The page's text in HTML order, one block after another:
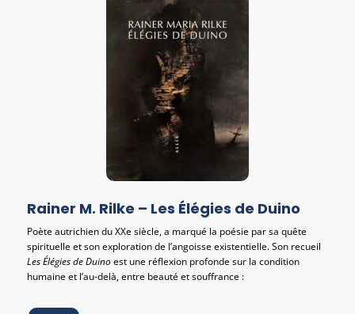
Rainer M. Rilke – Les Élégies de Duino
Poète autrichien du XXe siècle, a marqué la poésie par sa quête
spirituelle et son exploration de l’angoisse existentielle. Son recueil
Les Élégies de Duinoest une réflexion profonde sur la condition
humaine et l’au-delà, entre beauté et souffrance :